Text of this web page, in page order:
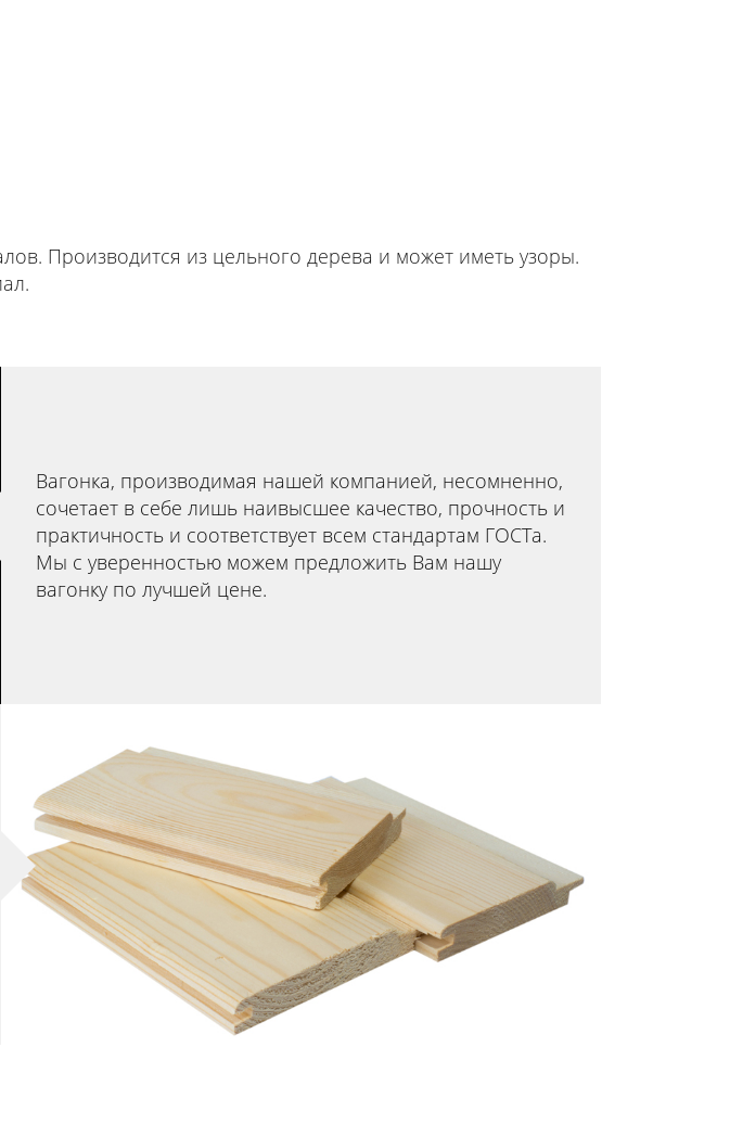
Производится из цельного дерева и может иметь узоры.
Вагонка, производимая нашей компанией, несомненно,
сочетает в себе лишь наивысшее качество, прочность и
практичность и соответствует всем стандартам ГОСТа.
Мы с уверенностью можем предложить Вам нашу
вагонку по лучшей цене.